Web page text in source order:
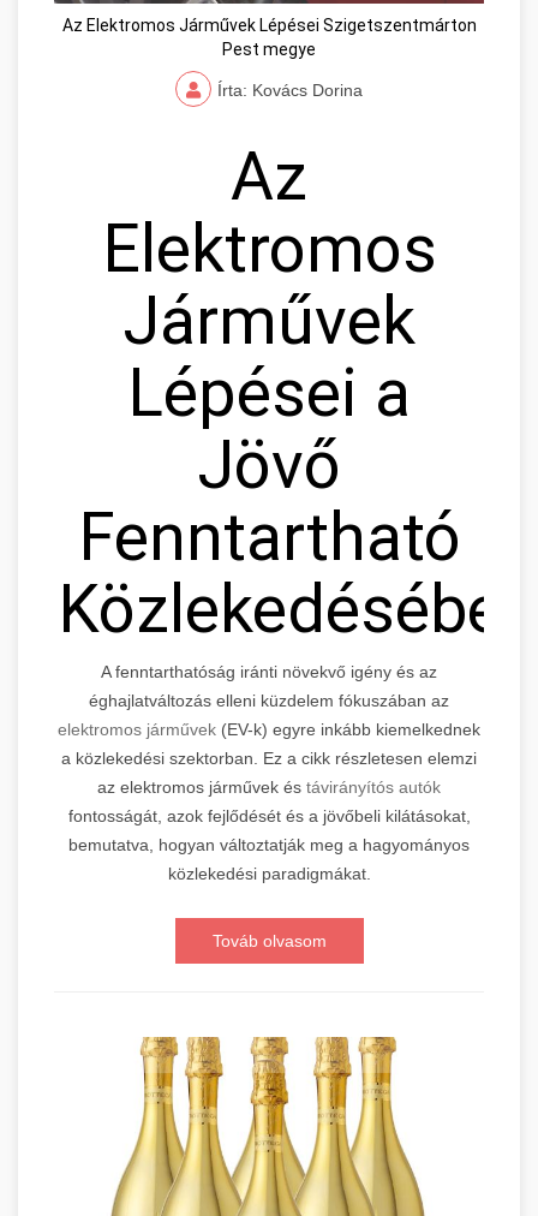
Az Elektromos Járművek Lépései Szigetszentmárton
Pest megye
Írta: Kovács Dorina
Az
Elektromos
Járművek
Lépései a
Jövő
Fenntartható
Közlekedésében
A fenntarthatóság iránti növekvő igény és az
éghajlatváltozás elleni küzdelem fókuszában az
elektromos járművek (EV-k) egyre inkább kiemelkednek
a közlekedési szektorban. Ez a cikk részletesen elemzi
az elektromos járművek és távirányítós autók
fontosságát, azok fejlődését és a jövőbeli kilátásokat,
bemutatva, hogyan változtatják meg a hagyományos
közlekedési paradigmákat.
Továb olvasom